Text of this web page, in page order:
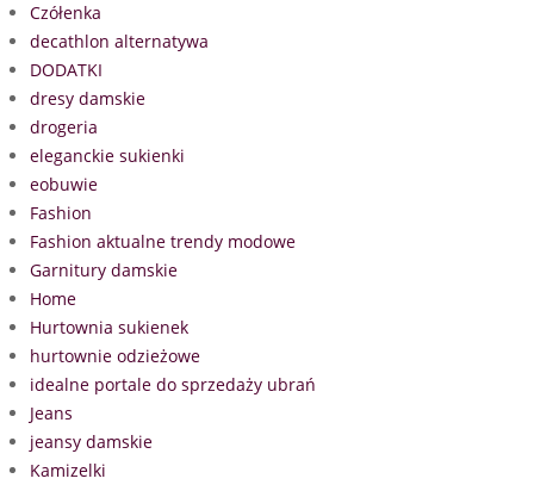
Czółenka
decathlon alternatywa
DODATKI
dresy damskie
drogeria
eleganckie sukienki
eobuwie
Fashion
Fashion aktualne trendy modowe
Garnitury damskie
Home
Hurtownia sukienek
hurtownie odzieżowe
idealne portale do sprzedaży ubrań
Jeans
jeansy damskie
Kamizelki